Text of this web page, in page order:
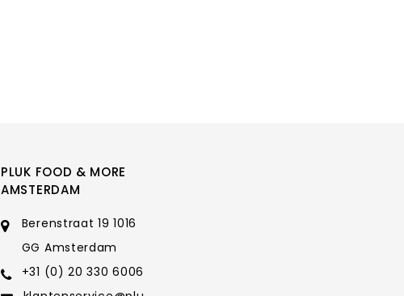
PLUK FOOD & MORE
AMSTERDAM
Berenstraat 19 1016
GG Amsterdam
+31 (0) 20 330 6006